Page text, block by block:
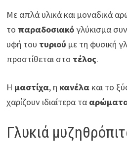
Με απλά υλικά και μοναδικά
το παραδοσιακόγλύκισμα
υφή του τυριού με τη φυσική
προστίθεται στο τέλος.
Η μαστίχα, ηκανέλα και το
χαρίζουν ιδιαίτερα τα
Γλυκιά